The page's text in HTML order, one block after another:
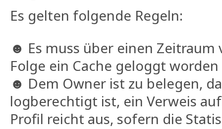
Es gelten folgende Regeln:
☻ Es muss über einen Zeitraum
Folge ein Cache geloggt worden
☻ Dem Owner ist zu belegen,
logberechtigt ist, ein Verweis
Profil reicht aus, sofern die